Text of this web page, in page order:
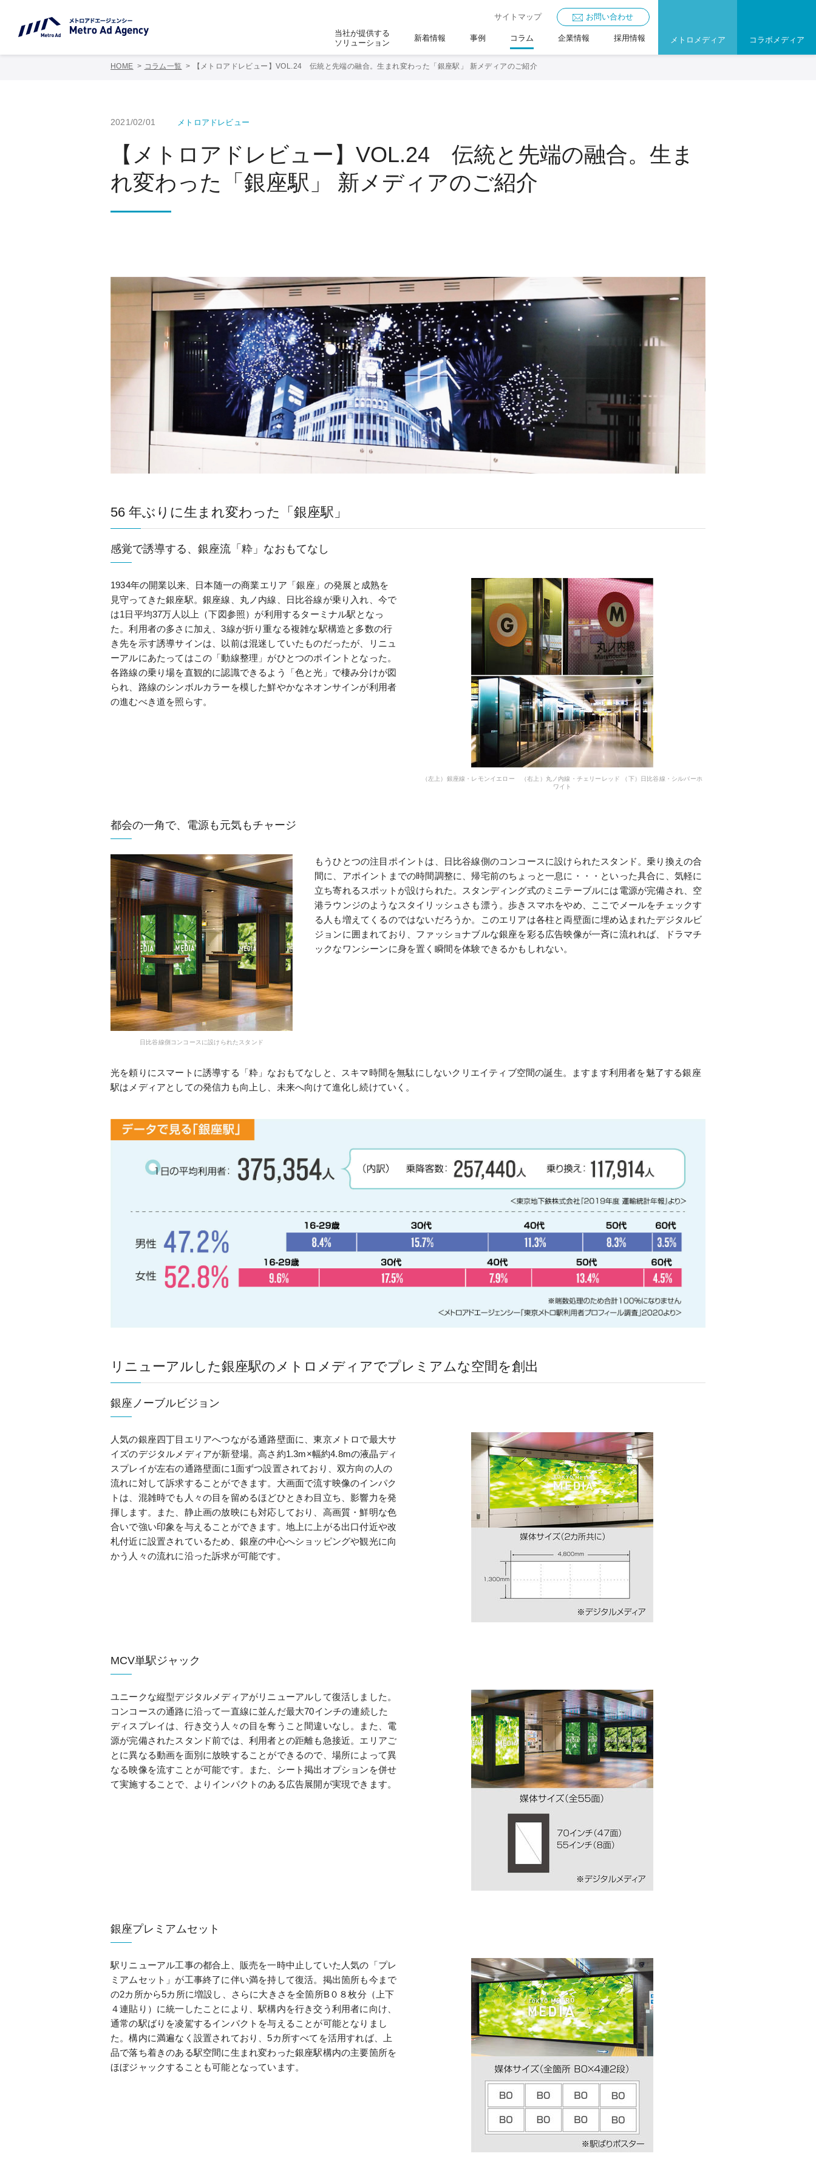
サイトマップ
お問い合わせ
当社が提供する
ソリューション
新着情報 事例 コラム 企業情報 採用情報 メトロメディア コラボメディア
HOME コラム一覧 【メトロアドレビュー】VOL.24 伝統と先端の融合。生まれ変わった「銀座駅」 新メディアのご紹介
2021/02/01 メトロアドレビュー
【メトロアドレビュー】VOL.24 伝統と先端の融合。生ま
れ変わった「銀座駅」 新メディアのご紹介
56 年ぶりに生まれ変わった「銀座駅」
感覚で誘導する、銀座流「粋」なおもてなし
（左上）銀座線・レモンイエロー （右上）丸ノ内線・チェリーレッド （下）日比谷線・シルバーホ
ワイト
1934年の開業以来、日本随一の商業エリア「銀座」の発展と成熟を
見守ってきた銀座駅。銀座線、丸ノ内線、日比谷線が乗り入れ、今で
は1日平均37万人以上（下図参照）が利用するターミナル駅となっ
た。利用者の多さに加え、3線が折り重なる複雑な駅構造と多数の行
き先を示す誘導サインは、以前は混迷していたものだったが、リニュ
ーアルにあたってはこの「動線整理」がひとつのポイントとなった。
各路線の乗り場を直観的に認識できるよう「色と光」で棲み分けが図
られ、路線のシンボルカラーを模した鮮やかなネオンサインが利用者
の進むべき道を照らす。
都会の一角で、電源も元気もチャージ
日比谷線側コンコースに設けられたスタンド
もうひとつの注目ポイントは、日比谷線側のコンコースに設けられたスタンド。乗り換えの合
間に、アポイントまでの時間調整に、帰宅前のちょっと一息に・・・といった具合に、気軽に
立ち寄れるスポットが設けられた。スタンディング式のミニテーブルには電源が完備され、空
港ラウンジのようなスタイリッシュさも漂う。歩きスマホをやめ、ここでメールをチェックす
る人も増えてくるのではないだろうか。このエリアは各柱と両壁面に埋め込まれたデジタルビ
ジョンに囲まれており、ファッショナブルな銀座を彩る広告映像が一斉に流れれば、ドラマチ
ックなワンシーンに身を置く瞬間を体験できるかもしれない。
光を頼りにスマートに誘導する「粋」なおもてなしと、スキマ時間を無駄にしないクリエイティブ空間の誕生。ますます利用者を魅了する銀座
駅はメディアとしての発信力も向上し、未来へ向けて進化し続けていく。
リニューアルした銀座駅のメトロメディアでプレミアムな空間を創出
銀座ノーブルビジョン
人気の銀座四丁目エリアへつながる通路壁面に、東京メトロで最大サ
イズのデジタルメディアが新登場。高さ約1.3m×幅約4.8mの液晶ディ
スプレイが左右の通路壁面に1面ずつ設置されており、双方向の人の
流れに対して訴求することができます。大画面で流す映像のインパク
トは、混雑時でも人々の目を留めるほどひときわ目立ち、影響力を発
揮します。また、静止画の放映にも対応しており、高画質・鮮明な色
合いで強い印象を与えることができます。地上に上がる出口付近や改
札付近に設置されているため、銀座の中心へショッピングや観光に向
かう人々の流れに沿った訴求が可能です。
MCV単駅ジャック
ユニークな縦型デジタルメディアがリニューアルして復活しました。
コンコースの通路に沿って一直線に並んだ最大70インチの連続した
ディスプレイは、行き交う人々の目を奪うこと間違いなし。また、電
源が完備されたスタンド前では、利用者との距離も急接近。エリアご
とに異なる動画を面別に放映することができるので、場所によって異
なる映像を流すことが可能です。また、シート掲出オプションを併せ
て実施することで、よりインパクトのある広告展開が実現できます。
銀座プレミアムセット
駅リニューアル工事の都合上、販売を一時中止していた人気の「プレ
ミアムセット」が工事終了に伴い満を持して復活。掲出箇所も今まで
の2カ所から5カ所に増設し、さらに大きさを全箇所B０８枚分（上下
４連貼り）に統一したことにより、駅構内を行き交う利用者に向け、
通常の駅ばりを凌駕するインパクトを与えることが可能となりまし
た。構内に満遍なく設置されており、5カ所すべてを活用すれば、上
品で落ち着きのある駅空間に生まれ変わった銀座駅構内の主要箇所を
ほぼジャックすることも可能となっています。